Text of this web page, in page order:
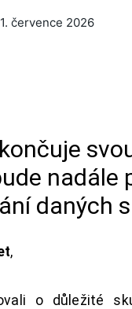
1. července 2026
nadále
daných
,
o důležité